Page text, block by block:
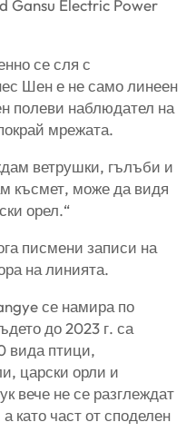
Gansu Electric Power
се сля с
Шен е не само линеен
полеви наблюдател на
мрежата.
ветрушки, гълъби и
късмет, може да видя
орел.“
писмени записи на
на линията.
се намира по
до 2023 г. са
вида птици,
царски орли и
вече не се разглеждат
като част от споделен